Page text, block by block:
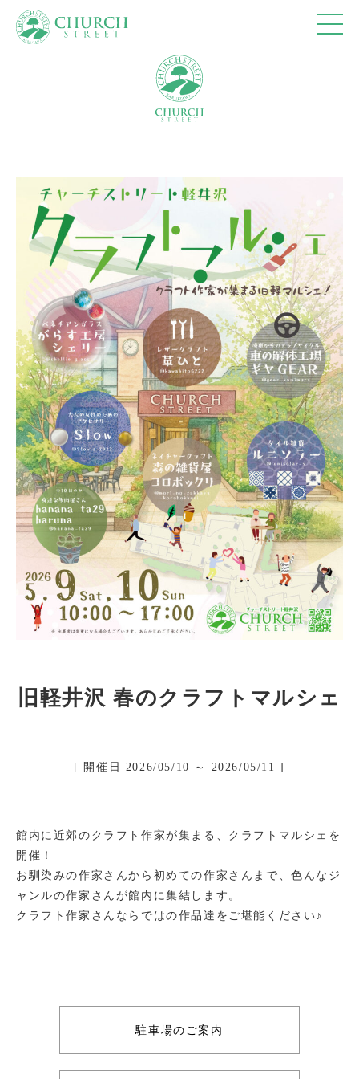
10:00-18:00
10:00-18:00 (Lo17:30)
※休館日、冬季(12月～3月)営業時間の詳細は、
業カレンダー
を参照ください。
トップページ
フロアマップ
アクセス＆営業時間
館内有料トイレのご案内
バス(マイクロ含む)の駐車
駐車場
ニュース＆イベント
お問い合わせ
イベント募集
リクルート情報
ご出店について
個人情報保護方針
旧軽井沢 春のクラフトマルシェ
[ 開催日 2026/05/10 ～ 2026/05/11 ]
館内に近郊のクラフト作家が集まる、クラフトマルシェを
開催！
お馴染みの作家さんから初めての作家さんまで、色んなジ
ャンルの作家さんが館内に集結します。
クラフト作家さんならではの作品達をご堪能ください♪
駐車場のご案内